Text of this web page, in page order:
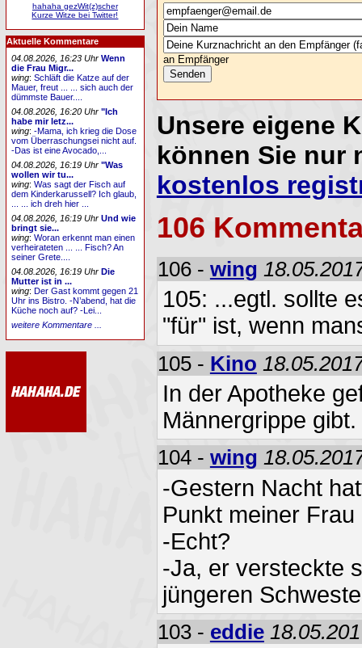
an Empfänger
Unsere eigene
können Sie nur
kostenlos
106
106 - wing
105: ...egtl. sollte
"für" ist, wenn
105 - Kino
In der Apotheke
Männergrippe
104 - wing
-Gestern Nacht
Punkt meiner
-Echt?
-Ja, er versteckte
jüngeren
103 - eddie
hahaha gezWit(z)scher
Kurze Witze bei Twitter!
Aktuelle Kommentare
04.08.2026, 16:23 Uhr Wenn
die Frau Migr...
wing:Schläft die Katze auf der
Mauer, freut ... ... sich auch der
dümmste Bauer....
04.08.2026, 16:20 Uhr "Ich
habe mir letz...
wing:-Mama, ich krieg die Dose
vom Überraschungsei nicht auf.
-Das ist eine Avocado,...
04.08.2026, 16:19 Uhr "Was
wollen wir tu...
wing:Was sagt der Fisch auf
dem Kinderkarussell? Ich glaub,
... ... ich dreh hier ...
04.08.2026, 16:19 Uhr Und wie
bringt sie...
wing:Woran erkennt man einen
verheirateten ... ... Fisch? An
seiner Grete....
04.08.2026, 16:19 Uhr Die
Mutter ist in ...
wing:Der Gast kommt gegen 21
Uhr ins Bistro. -N’abend, hat die
Küche noch auf? -Lei...
weitere Kommentare ...